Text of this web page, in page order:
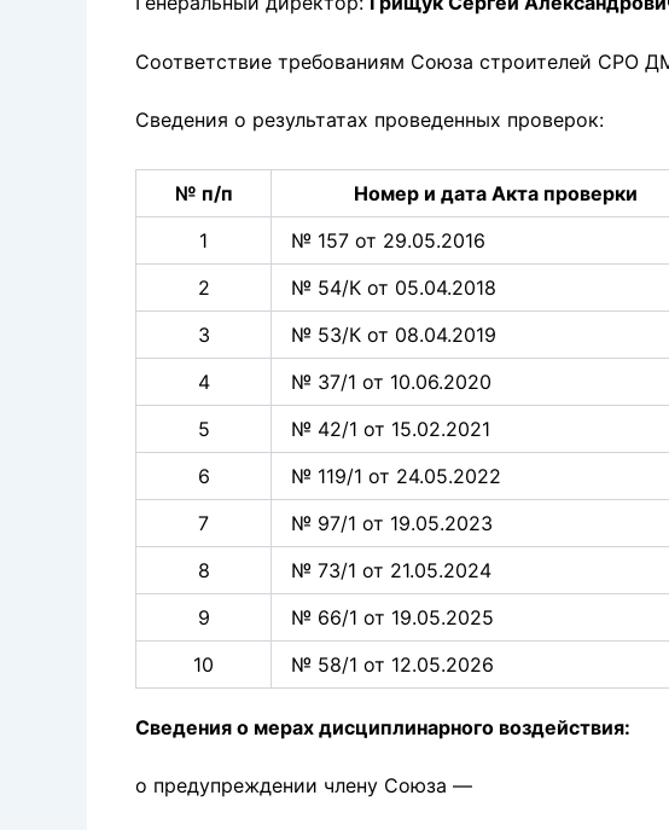
Соответствие требованиям Союза строителей СРО
Сведения о результатах проведенных проверок:
№ п/п Номер и дата Акта проверки
1
№ 157 от 29.05.2016
2
№ 54/К от 05.04.2018
3
№ 53/К от 08.04.2019
4
№ 37/1 от 10.06.2020
5
№ 42/1 от 15.02.2021
6
№ 119/1 от 24.05.2022
7
№ 97/1 от 19.05.2023
8
№ 73/1 от 21.05.2024
9
№ 66/1 от 19.05.2025
10
№ 58/1 от 12.05.2026
Сведения о мерах дисциплинарного воздействия:
о предупреждении члену Союза —